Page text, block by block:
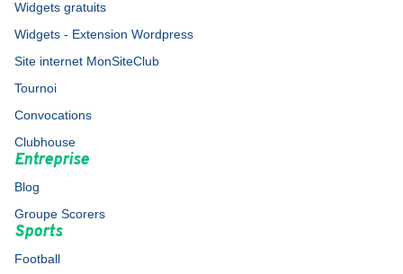
Widgets gratuits
Widgets - Extension Wordpress
Site internet MonSiteClub
Tournoi
Convocations
Clubhouse
Entreprise
Blog
Groupe Scorers
Sports
Football